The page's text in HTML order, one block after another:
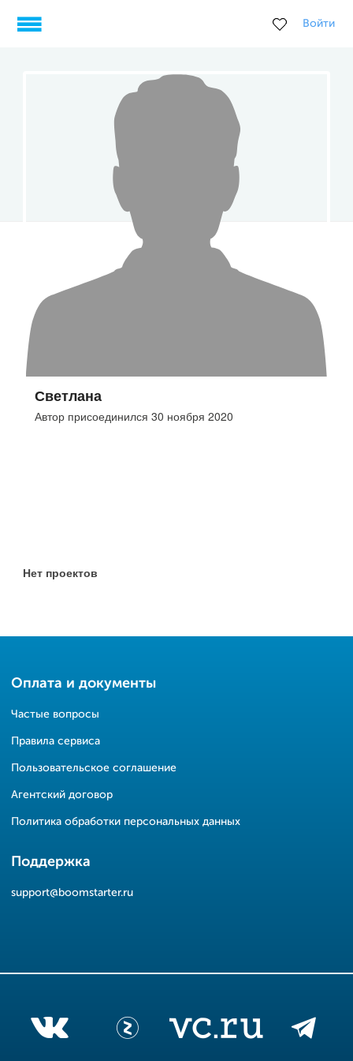
Войти
Светлана
Автор присоединился 30 ноября 2020
Нет проектов
Оплата и документы
Частые вопросы
Правила сервиса
Пользовательское соглашение
Агентский договор
Политика обработки персональных данных
Поддержка
support@boomstarter.ru